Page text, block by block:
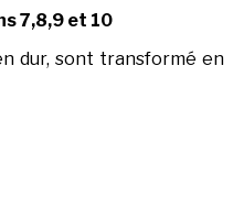
7,8,9 et 10
dur, sont transformé en